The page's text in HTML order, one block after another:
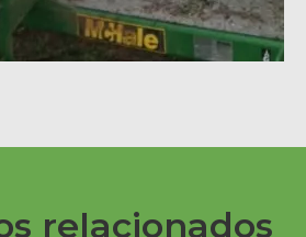
relacionados